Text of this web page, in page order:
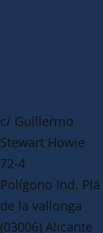
c/ Guillermo
Stewart Howie
72-4
Polígono Ind. Plá
de la vallonga
(03006) Alicante